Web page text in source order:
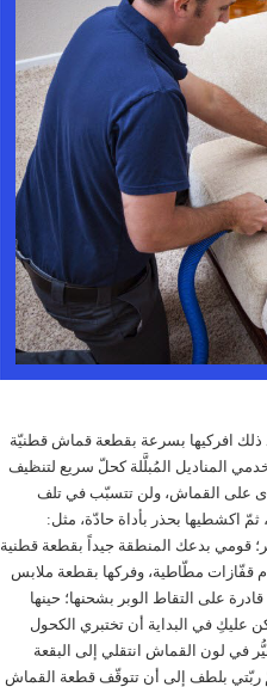
افركيها بسرعة بقطعة قماش قطنيّة
المناديل المُبلَّلة كحلّ سريع لتنظيف
على القماش، ولن تتسبّب في تلف
اكشطيها بحذر بأداة حادّة، مثل:
قومي بدعك المنطقة جيداً بقطعة قطنية
قفّازات مطّاطية، وفركها بقطعة ملابس
على التقاط الوبر بشحنها؛ حينها
عليكِ في البداية أن تختبري الكحول
في لون القماش انتقلي إلى البقعة
ربّتي بلطف إلى أن تتوقّف قطعة القماش